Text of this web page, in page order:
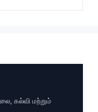
கல்வி மற்றும்